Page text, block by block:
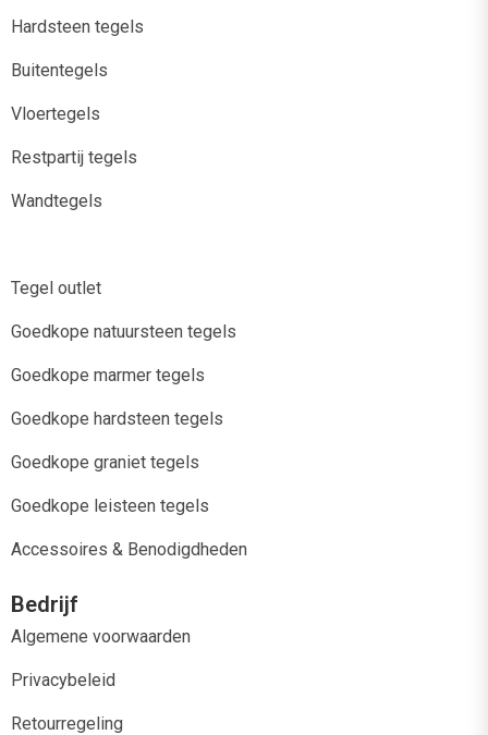
Hardsteen tegels
Buitentegels
Vloertegels
Restpartij tegels
Wandtegels
Tegel outlet
Goedkope natuursteen tegels
Goedkope marmer tegels
Goedkope hardsteen tegels
Goedkope graniet tegels
Goedkope leisteen tegels
Accessoires & Benodigdheden
Bedrijf
Algemene voorwaarden
Privacybeleid
Retourregeling